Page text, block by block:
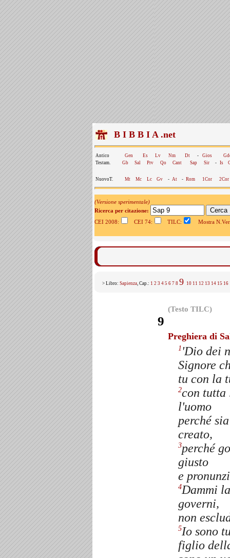
B I B B I A .net
Antico Gen Es Lv Nm Dt - Gios
Testam.
Gb Sal Prv Qo Cant Sap Sir - Is
NuovoT. Mt Mc Lc Gv - At - Rom 1Cor 2Cor
(Versione sperimentale)
Ricerca per citazione:
CEI 2008:
CEI 74: TILC: Mostra
> Libro: Sapienza, Cap.: 1 2 3 4 5 6 7 8 9 10 11 12 13 14 15 16
(Testo TILC)
9
Preghiera di
1 'Dio dei
Signore
tu con la
2con tutta
l'uomo
perché
creato,
3perché
giusto
e
4Dammi
governi,
non
5Io sono
figlio